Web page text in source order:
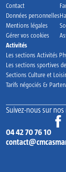
Contact
Données personnelles
Mentions légales
Gérer vos cookies
Activités
Les sections Activités
Les sections sportives
Sections Culture et
Tarifs négociés &
Suivez-nous sur
04 42 70 76 10